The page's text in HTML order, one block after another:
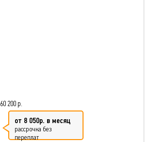
60 200 р.
от 8 050р. в месяц
рассрочка без
переплат